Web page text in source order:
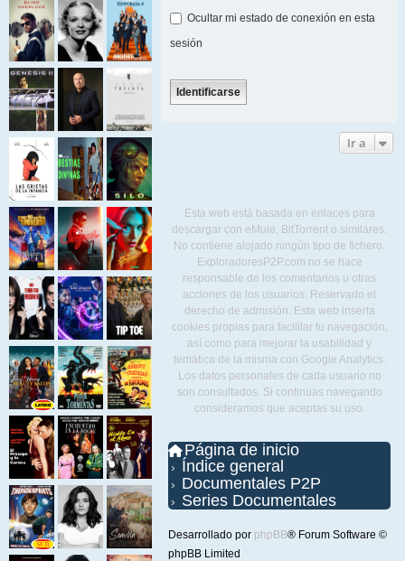
Ocultar mi estado de conexión en esta
sesión
Ir a
Esta web está basada en enlaces para
descargar con eMule, BitTorrent o similares.
No contiene alojado ningún tipo de fichero.
ExploradoresP2P.com no se hace
responsable de los comentarios u otras
acciones de los usuarios. Reservado el
derecho de admisión. Esta web inserta
cookies propias para facilitar tu navegación,
así como para mejorar la usabilidad y
temática de la misma con Google Analytics.
Los datos personales de cada usuario no
son consultados. Si continuas navegando
consideramos que aceptas su uso.
Página de inicio
Índice general
Documentales P2P
Series Documentales
Desarrollado por phpBB® Forum Software ©
phpBB Limited